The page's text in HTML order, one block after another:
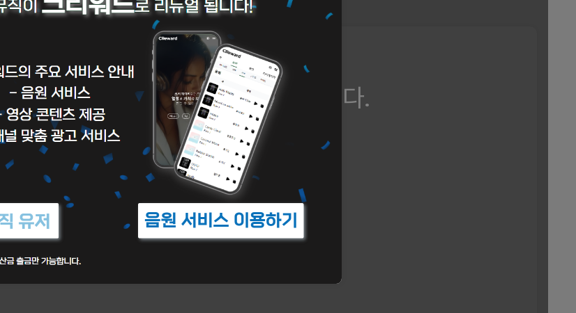
예상 수익 집계 후 확인 가능합니다.